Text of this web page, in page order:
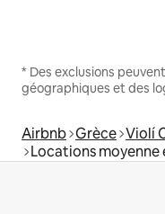
* Des exclusions
géographiques et des
Airbnb Grèce Violí
Locations